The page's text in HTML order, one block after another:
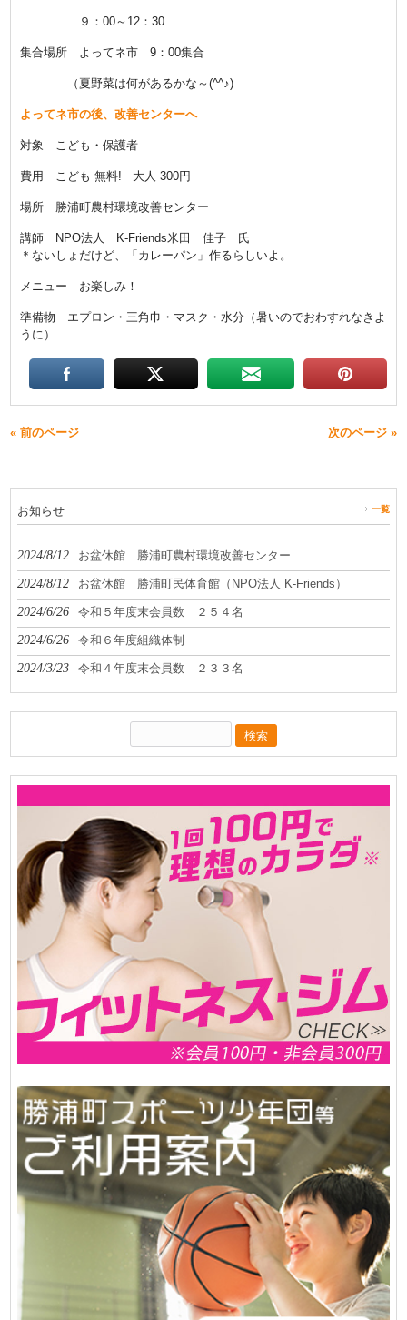
９：00～12：30
集合場所 よってネ市 9：00集合
（夏野菜は何があるかな～(^^♪)
よってネ市の後、改善センターへ
対象 こども・保護者
費用 こども 無料! 大人 300円
場所 勝浦町農村環境改善センター
講師 NPO法人 K-Friends米田 佳子 氏
＊ないしょだけど、「カレーパン」作るらしいよ。
メニュー お楽しみ！
準備物 エプロン・三角巾・マスク・水分（暑いのでおわすれなきよ
うに）
« 前のページ 次のページ »
お知らせ 一覧
2024/8/12 お盆休館 勝浦町農村環境改善センター
2024/8/12 お盆休館 勝浦町民体育館（NPO法人 K-Friends）
2024/6/26 令和５年度末会員数 ２５４名
2024/6/26 令和６年度組織体制
2024/3/23 令和４年度末会員数 ２３３名
索: